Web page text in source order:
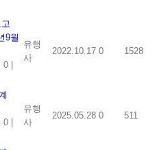
9월
0
유행
사
2022.10.17 0 1528
0
유행
사
2025.05.28 0 511